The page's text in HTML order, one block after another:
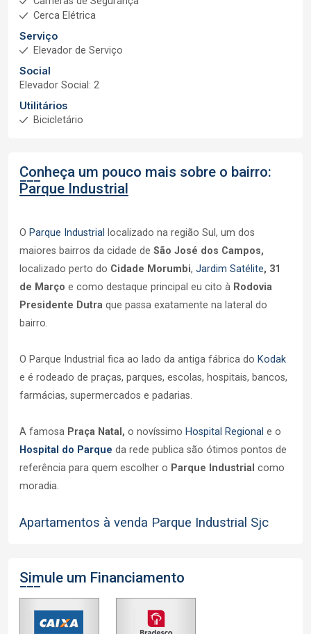
Cerca Elétrica
Serviço
Elevador de Serviço
Social
Elevador Social: 2
Utilitários
Bicicletário
Conheça um pouco mais sobre o bairro:
Parque Industrial
O Parque Industrial localizado na região Sul, um dos
maiores bairros da cidade de São José dos Campos,
localizado perto do Cidade Morumbi, Jardim Satélite, 31
de Março e como destaque principal eu cito à Rodovia
Presidente Dutra que passa exatamente na lateral do
bairro.
O Parque Industrial fica ao lado da antiga fábrica do Kodak
e é rodeado de praças, parques, escolas, hospitais, bancos,
farmácias, supermercados e padarias.
A famosa Praça Natal, o novíssimo Hospital Regional e o
Hospital do Parque da rede publica são ótimos pontos de
referência para quem escolher o Parque Industrial como
moradia.
Apartamentos à venda Parque Industrial Sjc
Simule um Financiamento